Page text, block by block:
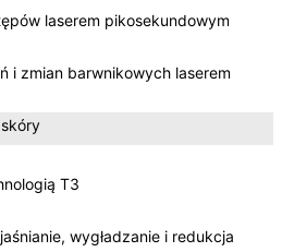
laserem pikosekundowym
i zmian barwnikowych laserem
T3
wygładzanie i redukcja